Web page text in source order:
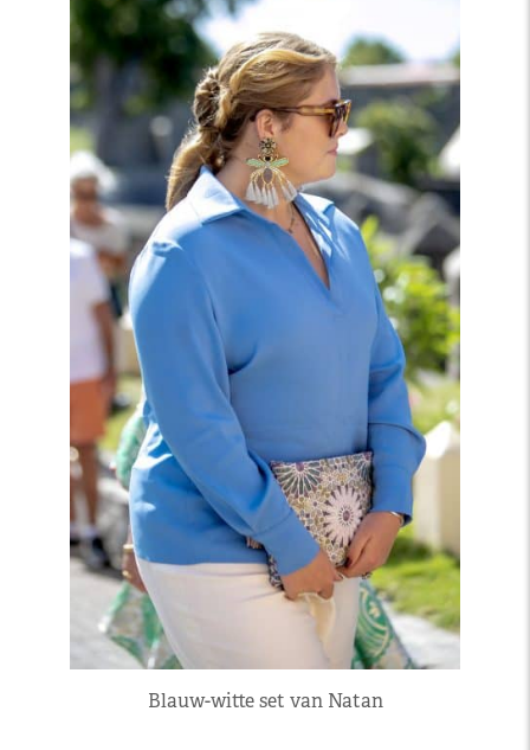
Blauw-witte set van Natan